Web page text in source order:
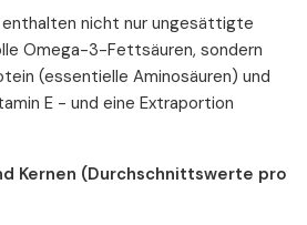
enthalten nicht nur ungesättigte
Omega-3-Fettsäuren, sondern
(essentielle Aminosäuren) und
E - und eine Extraportion
Kernen (Durchschnittswerte pro